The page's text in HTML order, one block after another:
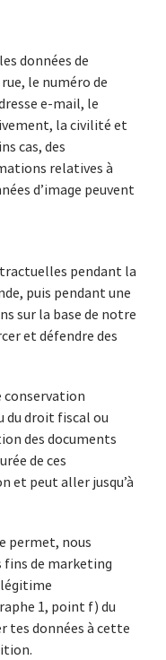
données de
le numéro de
e-mail, le
la civilité et
cas, des
relatives à
d’image peuvent
pendant la
puis pendant une
sur la base de notre
et défendre des
conservation
du droit fiscal ou
des documents
de ces
et peut aller jusqu’à
permet, nous
fins de marketing
1, point f) du
tes données à cette